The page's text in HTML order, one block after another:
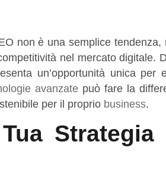
non è una semplice
nel mercato digitale.
un’opportunità unica
avanzate può fare la
per il proprio business.
Strategia